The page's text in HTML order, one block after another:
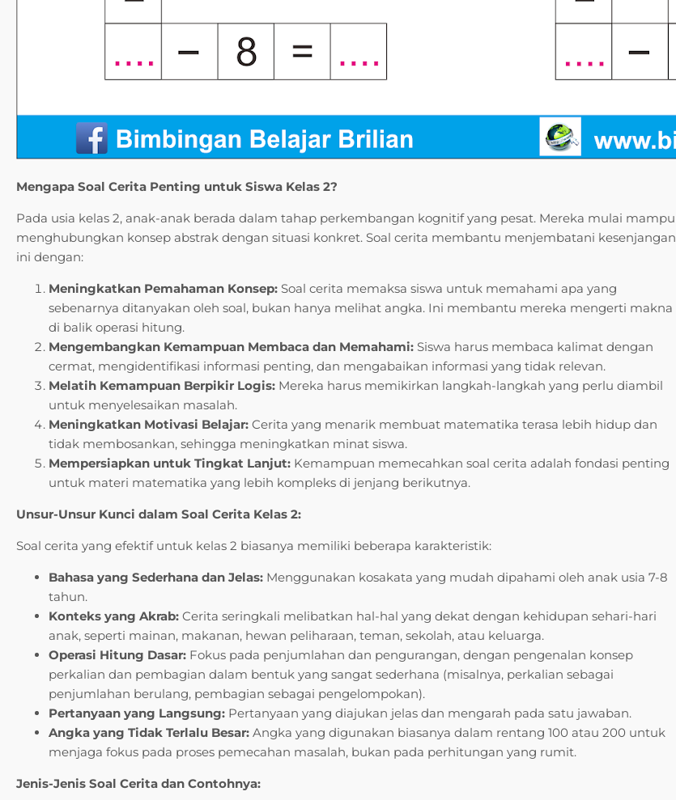
Mengapa Soal Cerita Penting untuk Siswa Kelas 2?
Pada usia kelas 2, anak-anak berada dalam tahap perkembangan kognitif yang pesat. Mereka mulai mampu
menghubungkan konsep abstrak dengan situasi konkret. Soal cerita membantu menjembatani kesenjangan
ini dengan:
Meningkatkan Pemahaman Konsep: Soal cerita memaksa siswa untuk memahami apa yang
sebenarnya ditanyakan oleh soal, bukan hanya melihat angka. Ini membantu mereka mengerti makna
di balik operasi hitung.
Mengembangkan Kemampuan Membaca dan Memahami: Siswa harus membaca kalimat dengan
cermat, mengidentifikasi informasi penting, dan mengabaikan informasi yang tidak relevan.
Melatih Kemampuan Berpikir Logis: Mereka harus memikirkan langkah-langkah yang perlu diambil
untuk menyelesaikan masalah.
Meningkatkan Motivasi Belajar: Cerita yang menarik membuat matematika terasa lebih hidup dan
tidak membosankan, sehingga meningkatkan minat siswa.
Mempersiapkan untuk Tingkat Lanjut: Kemampuan memecahkan soal cerita adalah fondasi penting
untuk materi matematika yang lebih kompleks di jenjang berikutnya.
Unsur-Unsur Kunci dalam Soal Cerita Kelas 2:
Soal cerita yang efektif untuk kelas 2 biasanya memiliki beberapa karakteristik:
Bahasa yang Sederhana dan Jelas: Menggunakan kosakata yang mudah dipahami oleh anak usia 7-8
tahun.
Konteks yang Akrab: Cerita seringkali melibatkan hal-hal yang dekat dengan kehidupan sehari-hari
anak, seperti mainan, makanan, hewan peliharaan, teman, sekolah, atau keluarga.
Operasi Hitung Dasar: Fokus pada penjumlahan dan pengurangan, dengan pengenalan konsep
perkalian dan pembagian dalam bentuk yang sangat sederhana (misalnya, perkalian sebagai
penjumlahan berulang, pembagian sebagai pengelompokan).
Pertanyaan yang Langsung: Pertanyaan yang diajukan jelas dan mengarah pada satu jawaban.
Angka yang Tidak Terlalu Besar: Angka yang digunakan biasanya dalam rentang 100 atau 200 untuk
menjaga fokus pada proses pemecahan masalah, bukan pada perhitungan yang rumit.
Jenis-Jenis Soal Cerita dan Contohnya: